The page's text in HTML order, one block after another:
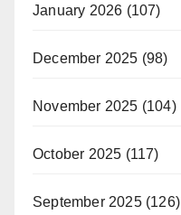
January 2026 (107)
December 2025 (98)
November 2025 (104)
October 2025 (117)
September 2025(126)